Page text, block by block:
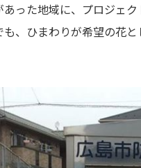
った地域に、プロジェク
、ひまわりが希望の花と